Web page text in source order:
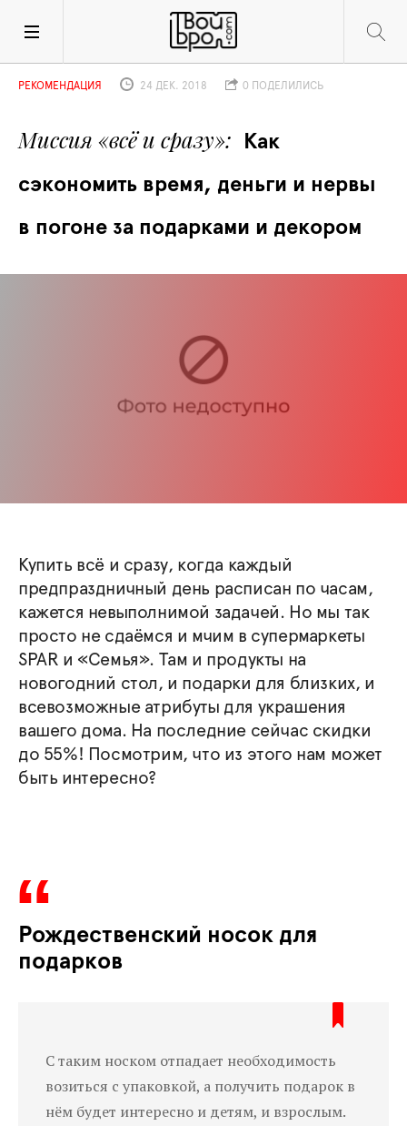
Миссия «всё и сразу»
Как
сэкономить время, деньги и нервы
в погоне за подарками и декором
РЕКОМЕНДАЦИЯ 24 ДЕК. 2018 0 ПОДЕЛИЛИСЬ
Купить всё и сразу, когда каждый
предпраздничный день расписан по часам,
кажется невыполнимой задачей. Но мы так
просто не сдаёмся и мчим в супермаркеты
SPAR и «Семья». Там и продукты на
новогодний стол, и подарки для близких, и
всевозможные атрибуты для украшения
вашего дома. На последние сейчас скидки
до 55%! Посмотрим, что из этого нам может
быть интересно?
Рождественский носок для
подарков
С таким носком отпадает необходимость
возиться с упаковкой, а получить подарок в
нём будет интересно и детям, и взрослым.